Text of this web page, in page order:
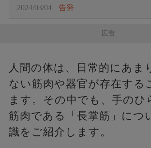
2024/03/04 告発
広告
人間の体は、日常的にあま
ない筋肉や器官が存在する
ます。その中でも、手のひ
筋肉である「長掌筋」につ
識をご紹介します。